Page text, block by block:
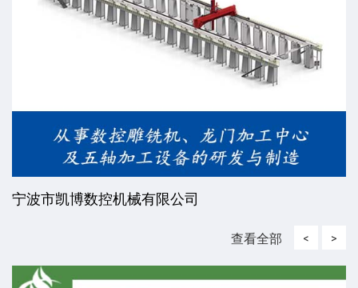
宁波市凯博数控机械有限公司
查看全部 < >